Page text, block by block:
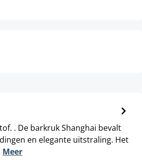
. De barkruk Shanghai bevalt
en elegante uitstraling. Het
Meer